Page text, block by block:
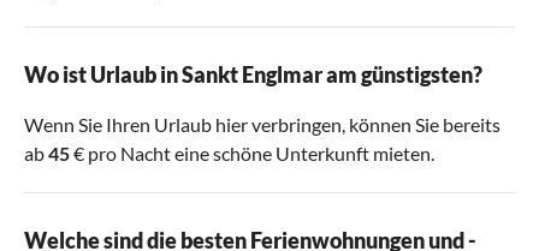
Wo ist Urlaub in Sankt Englmar am günstigsten?
Wenn Sie Ihren Urlaub hier verbringen, können Sie bereits
ab45€ pro Nacht eine schöne Unterkunft mieten.
Welche sind die besten Ferienwohnungen und -